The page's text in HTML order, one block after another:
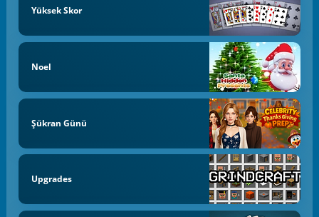
Yüksek Skor
Noel
Şükran Günü
Upgrades